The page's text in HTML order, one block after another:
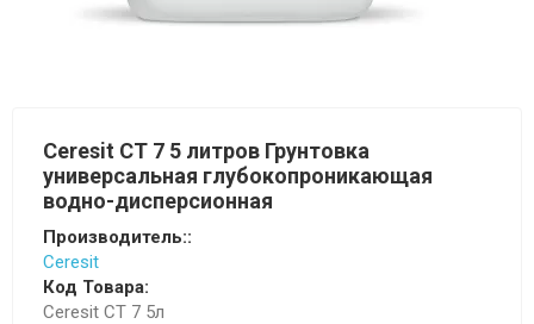
Ceresit CT 7 5 литров Грунтовка
универсальная глубокопроникающая
водно-дисперсионная
Производитель::
Ceresit
Код Товара:
Ceresit CT 7 5л